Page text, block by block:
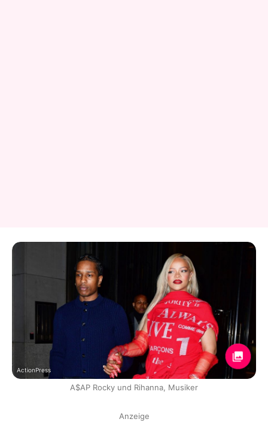
ActionPress
A$AP Rocky und Rihanna, Musiker
Anzeige